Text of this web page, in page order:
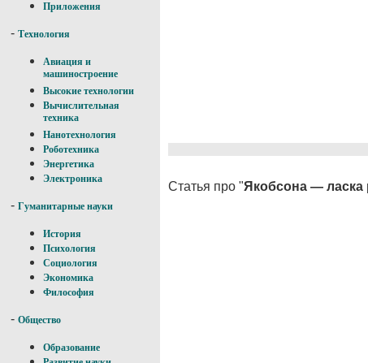
Приложения
- Технология
Авиация и
машиностроение
Высокие технологии
Вычислительная
техника
Нанотехнология
Роботехника
Энергетика
Электроника
- Гуманитарные науки
История
Психология
Социология
Экономика
Философия
- Общество
Образование
Статья про "Якобсона — ласка